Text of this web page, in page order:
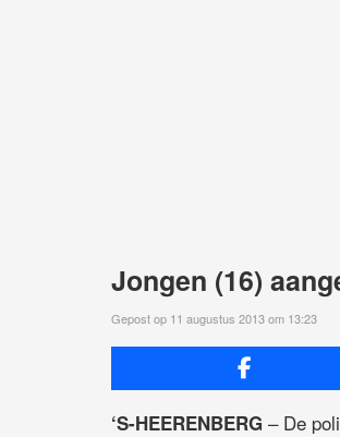
Jongen (16)
Gepost op 11 augustus 2013 om 13:23
‘S-HEERENBERG – De